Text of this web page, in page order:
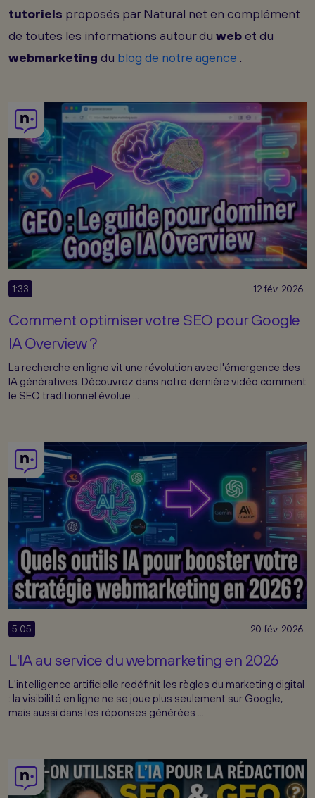
tutoriels proposés par Natural net en complément
de toutes les informations autour du webet du
webmarketing du blog de notre agence .
1:33 12 fév. 2026
Comment optimiser votre SEO pour Google
IA Overview ?
La recherche en ligne vit une révolution avec l'émergence des
IA génératives. Découvrez dans notre dernière vidéo comment
le SEO traditionnel évolue ...
5:05 20 fév. 2026
L'IA au service du webmarketing en 2026
L'intelligence artificielle redéfinit les règles du marketing digital
: la visibilité en ligne ne se joue plus seulement sur Google,
mais aussi dans les réponses générées ...